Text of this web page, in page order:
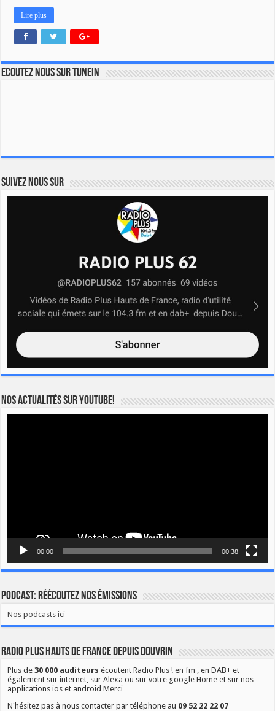
Lire plus
Ecoutez nous sur TuneIn
Suivez nous sur
Nos actualités sur YOUTUBE!
00:00 00:38
Podcast: Réécoutez nos émissions
Nos podcasts ici
Radio Plus Hauts de France depuis Douvrin
Plus de30 000 auditeurs écoutent Radio Plus ! en fm , en DAB+ et
également sur internet, sur Alexa ou sur votre google Home et sur nos
applications ios et android Merci
N'hésitez pas à nous contacter par téléphone au 09 52 22 22 07